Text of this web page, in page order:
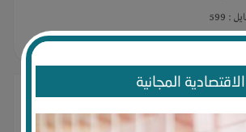
المجانية
: 599